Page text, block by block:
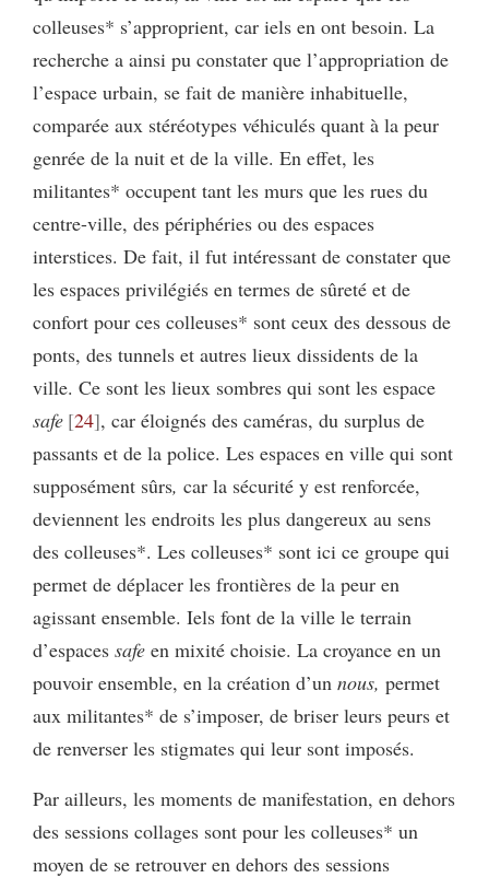
colleuses* s’approprient, car iels en ont besoin. La
recherche a ainsi pu constater que l’appropriation de
l’espace urbain, se fait de manière inhabituelle,
comparée aux stéréotypes véhiculés quant à la peur
genrée de la nuit et de la ville. En effet, les
militantes* occupent tant les murs que les rues du
centre-ville, des périphéries ou des espaces
interstices. De fait, il fut intéressant de constater que
les espaces privilégiés en termes de sûreté et de
confort pour ces colleuses* sont ceux des dessous de
ponts, des tunnels et autres lieux dissidents de la
ville. Ce sont les lieux sombres qui sont les espace
safe 24 , car éloignés des caméras, du surplus de
passants et de la police. Les espaces en ville qui sont
supposément sûrs, car la sécurité y est renforcée,
deviennent les endroits les plus dangereux au sens
des colleuses*. Les colleuses* sont ici ce groupe qui
permet de déplacer les frontières de la peur en
agissant ensemble. Iels font de la ville le terrain
d’espaces safe en mixité choisie. La croyance en un
pouvoir ensemble, en la création d’un nous, permet
aux militantes* de s’imposer, de briser leurs peurs et
de renverser les stigmates qui leur sont imposés.
Par ailleurs, les moments de manifestation, en dehors
des sessions collages sont pour les colleuses* un
moyen de se retrouver en dehors des sessions